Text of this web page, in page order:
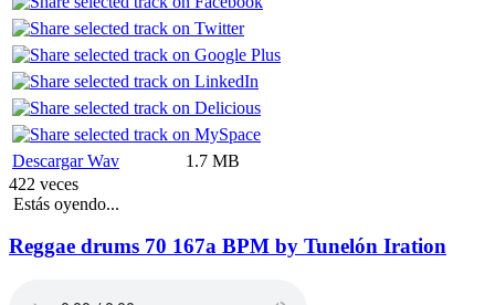
Descargar Wav
1.7 MB
422 veces
Estás oyendo...
Reggae drums 70 167a BPM by Tunelón Iration